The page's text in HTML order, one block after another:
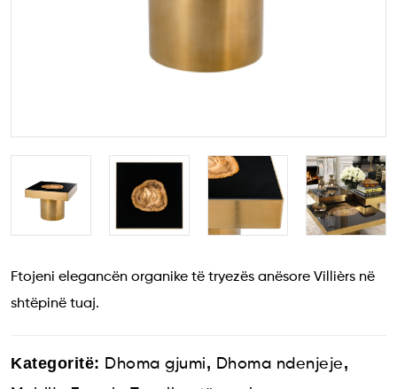
Ftojeni elegancën organike të tryezës anësore Villièrs në
shtëpinë tuaj.
Kategoritë: Dhoma gjumi, Dhoma ndenjeje,